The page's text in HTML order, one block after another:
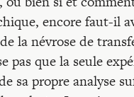
encore faut-il
la névrose de
pas que la seule
sa propre analyse